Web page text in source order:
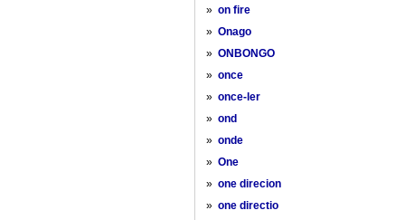
» on fire
» Onago
» ONBONGO
» once
» once-ler
» ond
» onde
» One
» one direcion
» one directio